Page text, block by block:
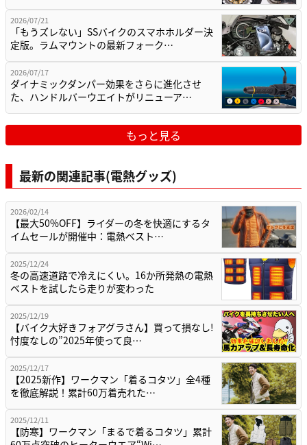
2026/07/21
「もうズレない」SSバイクのスマホホルダー決
定版。ラムマウントの最新フォーク…
2026/07/17
ダイナミックダンパー効果をさらに進化させ
た、ハンドルバーウエイトがリニューア…
もっと見る
最新の関連記事(電熱グッズ)
2026/02/14
【最大50%OFF】ライダーの冬を快適にするタ
イムセールが開催中：電熱ベスト…
2025/12/24
冬の高速道路で冷えにくい。16か所発熱の電熱
ベストを試したら走りが変わった
2025/12/19
【バイク大好きフォアグラさん】買って損なし!
忖度なしの”2025年使って良…
2025/12/17
【2025新作】ワークマン「着るコタツ」全4種
を徹底解説！累計60万着売れた…
2025/12/11
【防寒】ワークマン「まるで着るコタツ」累計